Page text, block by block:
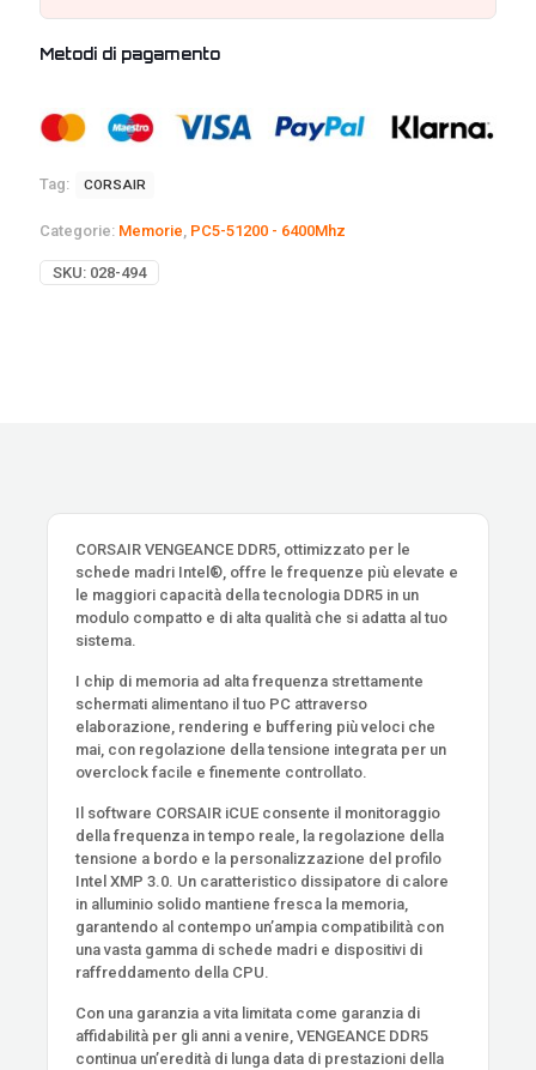
Metodi di pagamento
Tag: CORSAIR
Categorie: Memorie PC5-51200 - 6400Mhz
SKU: 028-494
CORSAIR VENGEANCE DDR5, ottimizzato per le
schede madri Intel®, offre le frequenze più elevate e
le maggiori capacità della tecnologia DDR5 in un
modulo compatto e di alta qualità che si adatta al tuo
sistema.
I chip di memoria ad alta frequenza strettamente
schermati alimentano il tuo PC attraverso
elaborazione, rendering e buffering più veloci che
mai, con regolazione della tensione integrata per un
overclock facile e finemente controllato.
Il software CORSAIR iCUE consente il monitoraggio
della frequenza in tempo reale, la regolazione della
tensione a bordo e la personalizzazione del profilo
Intel XMP 3.0. Un caratteristico dissipatore di calore
in alluminio solido mantiene fresca la memoria,
garantendo al contempo un’ampia compatibilità con
una vasta gamma di schede madri e dispositivi di
raffreddamento della CPU.
Con una garanzia a vita limitata come garanzia di
affidabilità per gli anni a venire, VENGEANCE DDR5
continua un’eredità di lunga data di prestazioni della